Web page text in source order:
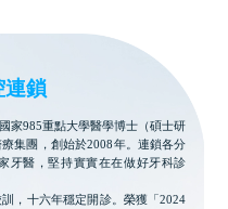
連鎖
家985重點大學醫學博士（碩士研
集團，創始於2008年。連鎖各分
牙醫，堅持實實在在做好牙科診
，十六年穩定開診。榮獲「2024